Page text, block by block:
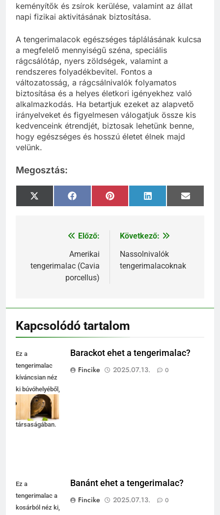
keményítők és zsírok kerülése, valamint az állat
napi fizikai aktivitásának biztosítása.
A tengerimalacok egészséges táplálásának kulcsa
a megfelelő mennyiségű széna, speciális
rágcsálótáp, nyers zöldségek, valamint a
rendszeres folyadékbevitel. Fontos a
változatosság, a rágcsálnivalók folyamatos
biztosítása és a helyes életkori igényekhez való
alkalmazkodás. Ha betartjuk ezeket az alapvető
irányelveket és figyelmesen válogatjuk össze kis
kedvenceink étrendjét, biztosak lehetünk benne,
hogy egészséges és hosszú életet élnek majd
velünk.
Megosztás:
Share
on
X
(Twitter)
Share
on
FacebookShare
on
Pinterest Share
on
LinkedIn
Share
on
Email
Bejegyzés
navigáció
Előző:
Amerikai
tengerimalac (Cavia
porcellus)
Következő:
Nassolnivalók
tengerimalacoknak
Kapcsolódó tartalom
Ez a
tengerimalac
kíváncsian néz
ki búvóhelyéből,
friss
salátalevelek
társaságában.
Barackot ehet a tengerimalac?
Fincike
2025.07.13. 0
Ez a
tengerimalac a
kosárból néz ki,
Banánt ehet a tengerimalac?
Fincike
2025.07.13. 0